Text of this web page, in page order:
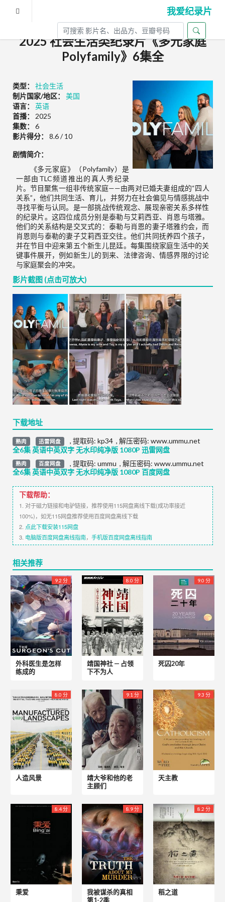
我爱纪录片
2025 社会生活类纪录片《多元家庭
Polyfamily》6集全
类型：
社会生活
制片国家/地区：
美国
语言：
英语
首播：
2025
集数：
6
影片得分：
8.6 / 10
剧情简介：
《多元家庭》（Polyfamily）是
一部由TLC频道推出的真人秀纪录
片。节目聚焦一组非传统家庭——由两对已婚夫妻组成的“四人
关系”，他们共同生活、育儿，并努力在社会偏见与情感挑战中
寻找平衡与认同。是一部挑战传统观念、展现亲密关系多样性
的纪录片。这四位成员分别是泰勒与艾莉西亚、肖恩与塔雅。
他们的关系结构是交叉式的：泰勒与肖恩的妻子塔雅约会，而
肖恩则与泰勒的妻子艾莉西亚交往。他们共同抚养四个孩子，
并在节目中迎来第五个新生儿昆廷。每集围绕家庭生活中的关
键事件展开，例如新生儿的到来、法律咨询、情感界限的讨论
与家庭聚会的冲突。
影片截图 (点击可放大)
下载地址
熟肉 迅雷网盘
全6集 英语中英双字 无水印纯净版 1080P 迅雷网盘
, 提取码: kp34, 解压密码: www.ummu.net
熟肉 百度网盘
全6集 英语中英双字 无水印纯净版 1080P 百度网盘
, 提取码: ummu , 解压密码: www.ummu.net
下载帮助：
1. 对于磁力链接和电驴链接，推荐使用115网盘离线下载(成功率接近
100%)，如无115网盘推荐使用百度网盘离线下载
2. 点此下载安装115网盘
3. 电脑版百度网盘离线指南， 手机版百度网盘离线指南
相关推荐
9.2 分
外科医生是怎样
练成的
8.0 分
靖国神社 — 占领
下不为人
9.0 分
死囚20年
8.0 分
人造风景
9.1 分
靖大爷和他的老
主顾们
9.3 分
天主教
8.4 分
秉爱
8.9 分
我被谋杀的真相
第1-2季
8.2 分
稻之道